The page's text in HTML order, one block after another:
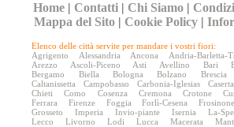
Home | Contatti | Chi Siamo |
Mappa del Sito | Cookie Policy |
Elenco delle città servite per mandare i vostri fiori:
Agrigento
Alessandria Ancona Andria-Barletta-
Arezzo
Ascoli-Piceno Asti Avellino Bari
Bergamo
Biella Bologna Bolzano Brescia
Caltanissetta
Campobasso Carbonia-Iglesias Caserta
Chieti
Como Cosenza Cremona Crotone
Ferrara
Firenze Foggia Forlì-Cesena Frosinone
Grosseto
Imperia Invio-piante Isernia La-
Lecco
Livorno Lodi Lucca Macerata